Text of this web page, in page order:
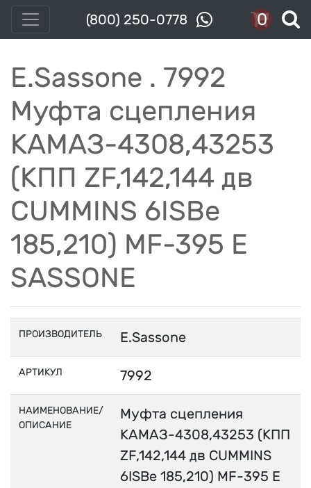
(800) 250-0778 0
E.Sassone . 7992
Муфта сцепления
КАМАЗ-4308,43253
(КПП ZF,142,144 дв
CUMMINS 6ISBe
185,210) MF-395 E
SASSONE
ПРОИЗВОДИТЕЛЬ E.Sassone
АРТИКУЛ 7992
НАИМЕНОВАНИЕ/
ОПИСАНИЕ
Муфта сцепления
КАМАЗ-4308,43253 (КПП
ZF,142,144 дв CUMMINS
6ISBe 185,210) MF-395 E